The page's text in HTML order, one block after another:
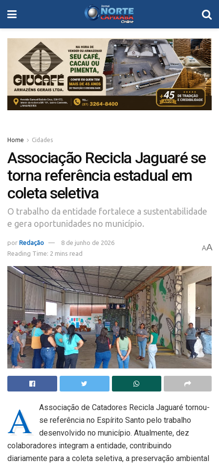
Home Cidades
Associação Recicla Jaguaré se
torna referência estadual em
coleta seletiva
O trabalho da entidade fortalece a sustentabilidade
e gera oportunidades no município.
por Redação
8 de junho de 2026
Reading Time: 2 mins read
AA
A
Associação de Catadores Recicla Jaguaré tornou-
se referência no Espírito Santo pelo trabalho
desenvolvido no município. Atualmente, dez
colaboradores integram a entidade, contribuindo
diariamente para a coleta seletiva, a preservação ambiental